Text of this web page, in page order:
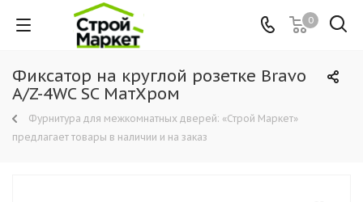
0
Фиксатор на круглой розетке Bravo
A/Z-4WC SC МатХром
Фурнитура для межкомнатных дверей: «Строй Маркет»
предлагает товары в наличии и на заказ